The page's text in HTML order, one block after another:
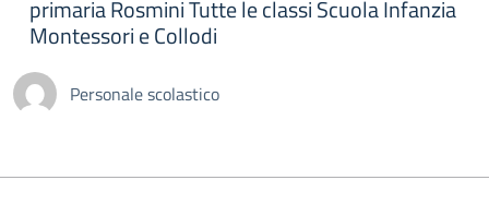
primaria Rosmini Tutte le classi Scuola Infanzia
Montessori e Collodi
Personale scolastico